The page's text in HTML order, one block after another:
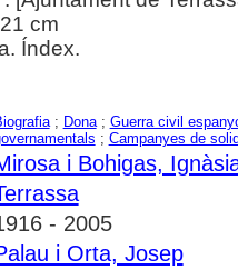
cm
Índex.
; Dona; Guerra civil
; Campanyes de
i Bohigas,
- 2005
i Orta, Josep